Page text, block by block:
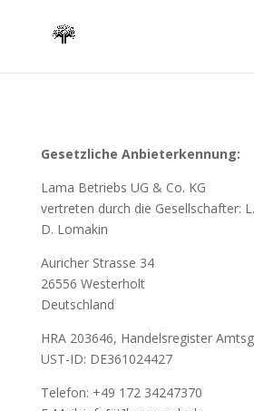
Gesetzliche Anbieterkennung:
Lama Betriebs UG & Co. KG
vertreten durch die Gesellschafter:
D. Lomakin
Auricher Strasse 34
26556 Westerholt
Deutschland
HRA 203646, Handelsregister
UST-ID: DE361024427
Telefon: +49 172 34247370